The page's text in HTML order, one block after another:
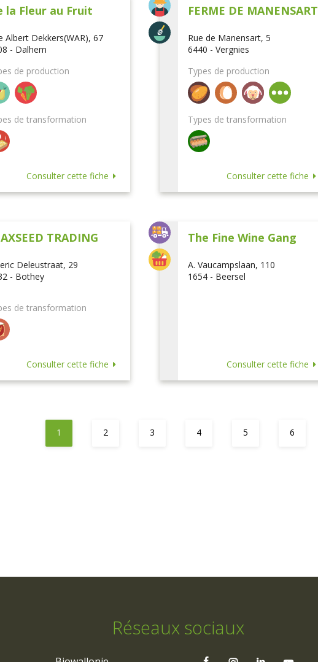
la Fleur au Fruit
Albert Dekkers(WAR), 67
- Dalhem
de production
de transformation
Consulter cette fiche
FERME DE MANENSART
Rue de Manensart, 5
6440 - Vergnies
Types de production
Types de transformation
Consulter cette fiche
TRADING
Deleustraat, 29
- Bothey
de transformation
Consulter cette fiche
The Fine Wine Gang
A. Vaucampslaan, 110
1654 - Beersel
Consulter cette fiche
1 2 3 4 5 6
Réseaux sociaux